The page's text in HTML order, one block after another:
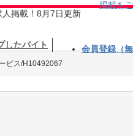
人掲載！8月7日更新
掲載を
したバイト 会員登録（
ビス/H10492067